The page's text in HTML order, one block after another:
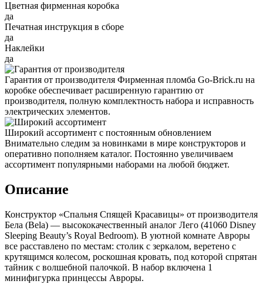
Цветная фирменная коробка
да
Печатная инструкция в сборе
да
Наклейки
да
Гарантия от производителя Фирменная пломба Go-Brick.ru на
коробке обеспечивает расширенную гарантию от
производителя, полную комплектность набора и исправность
электрических элементов.
Широкий ассортимент с постоянным обновлением
Внимательно следим за новинками в мире конструкторов и
оперативно пополняем каталог. Постоянно увеличиваем
ассортимент популярными наборами на любой бюджет.
Описание
Конструктор «Спальня Спящей Красавицы» от производителя
Бела (Bela) — высококачественный аналог Лего (41060 Disney
Sleeping Beauty’s Royal Bedroom). В уютной комнате Авроры
все расставлено по местам: столик с зеркалом, веретено с
крутящимся колесом, роскошная кровать, под которой спрятан
тайник с волшебной палочкой. В набор включена 1
минифигурка принцессы Авроры.